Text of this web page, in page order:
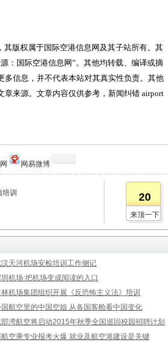
版权属于国际空港信息网及其子站所有。其
：国际空港信息网”。其他均转载、编译或摘
信息，并不代表本站对其真实性负责。其他
来源。文章内容仅供参考，新闻纠错 airport
网易微博
训 20
来顶一下
天河机场安检培训工作侧记
机场:把机场变成阅读的入口
机场集团组织开展《反恐怖主义法》培训
航空里的中国空姐 从各国客舱看中国变化
湾航空将启动2015年秋季全国巡回校园招聘计划
空乘专业报考火爆 就业及航空港建设是关键